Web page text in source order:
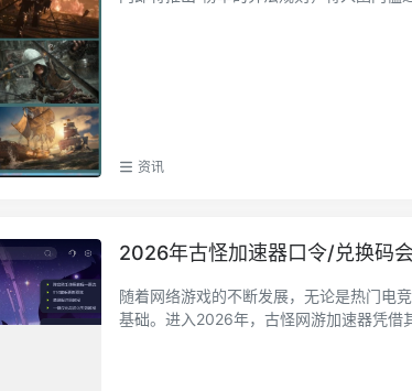
资讯
2026年古怪加速器口令/兑换码
随着网络游戏的不断发展，无论是热门电
基础。进入2026年，古怪网游加速器凭借